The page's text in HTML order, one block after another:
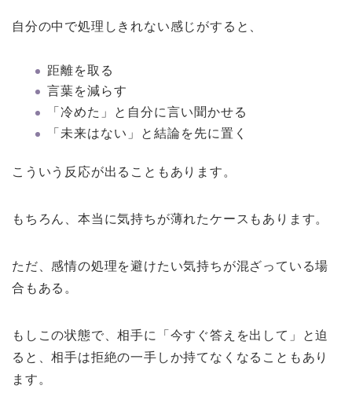
自分の中で処理しきれない感じがすると、
距離を取る
言葉を減らす
「冷めた」と自分に言い聞かせる
「未来はない」と結論を先に置く
こういう反応が出ることもあります。
もちろん、本当に気持ちが薄れたケースもあります。
ただ、感情の処理を避けたい気持ちが混ざっている場
合もある。
もしこの状態で、相手に「今すぐ答えを出して」と迫
ると、相手は拒絶の一手しか持てなくなることもあり
ます。